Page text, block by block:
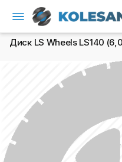
Диск LS Wheels LS140